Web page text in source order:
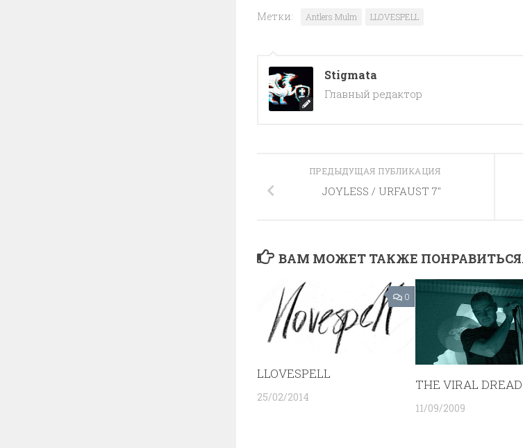
Метки: Antlers Mulm LLOVESPELL
Stigmata
Главный редактор
ПРЕДЫДУЩАЯ ПУБЛИКАЦИЯ
JOYLESS / URFAUST 7″
ВАМ МОЖЕТ ТАКЖЕ
0
LLOVESPELL
25/02/2014
THE VIRAL DREAD
11/09/2009